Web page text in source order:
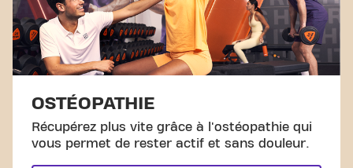
OSTÉOPATHIE
Récupérez plus vite grâce à l'ostéopathie qui
vous permet de rester actif et sans douleur.